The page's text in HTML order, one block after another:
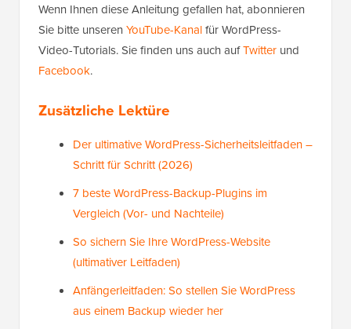
Wenn Ihnen diese Anleitung gefallen hat, abonnieren
Sie bitte unseren YouTube-Kanalfür WordPress-
Video-Tutorials. Sie finden uns auch aufTwitter und
Facebook.
Zusätzliche Lektüre
Der ultimative WordPress-Sicherheitsleitfaden –
Schritt für Schritt (2026)
7 beste WordPress-Backup-Plugins im
Vergleich (Vor- und Nachteile)
So sichern Sie Ihre WordPress-Website
(ultimativer Leitfaden)
Anfängerleitfaden: So stellen Sie WordPress
aus einem Backup wieder her